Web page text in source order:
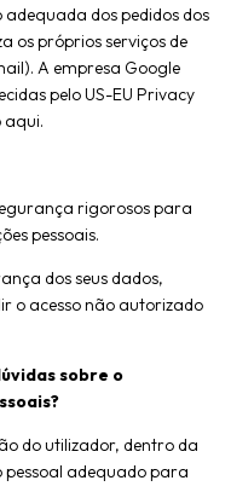
dos pedidos dos
os próprios serviços de
A empresa Google
pelo US-EU Privacy
aqui.
rigorosos para
pessoais.
dos seus dados,
o acesso não autorizado
sobre o
do utilizador, dentro da
adequado para